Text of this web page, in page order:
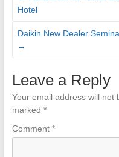
Hotel
Daikin New Dealer
→
Leave a Reply
Your email address will not
marked *
Comment *